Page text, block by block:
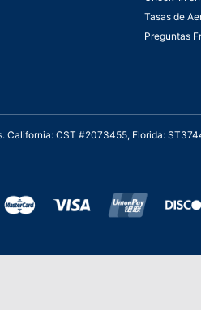
Tasas de
Preguntas
CST #2073455, Florida: